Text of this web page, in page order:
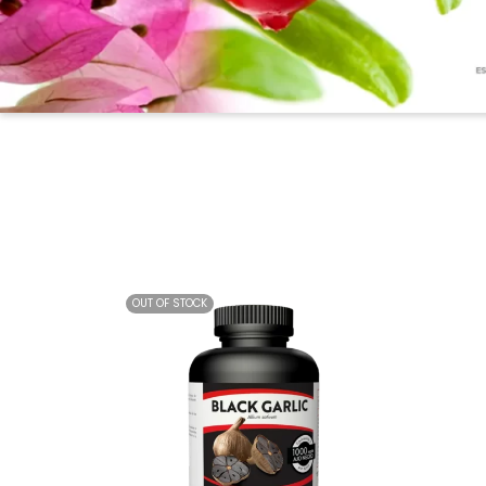
OUT OF STOCK